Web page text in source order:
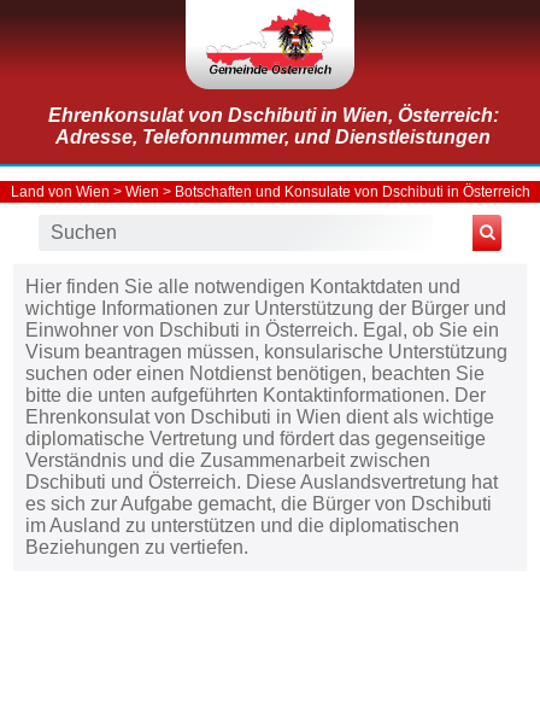
Ehrenkonsulat von Dschibuti in Wien, Österreich:
Adresse, Telefonnummer, und Dienstleistungen
Land von Wien > Wien > Botschaften und Konsulate von Dschibuti in Österreich
Hier finden Sie alle notwendigen Kontaktdaten und
wichtige Informationen zur Unterstützung der Bürger und
Einwohner von Dschibuti in Österreich. Egal, ob Sie ein
Visum beantragen müssen, konsularische Unterstützung
suchen oder einen Notdienst benötigen, beachten Sie
bitte die unten aufgeführten Kontaktinformationen. Der
Ehrenkonsulat von Dschibuti in Wien dient als wichtige
diplomatische Vertretung und fördert das gegenseitige
Verständnis und die Zusammenarbeit zwischen
Dschibuti und Österreich. Diese Auslandsvertretung hat
es sich zur Aufgabe gemacht, die Bürger von Dschibuti
im Ausland zu unterstützen und die diplomatischen
Beziehungen zu vertiefen.